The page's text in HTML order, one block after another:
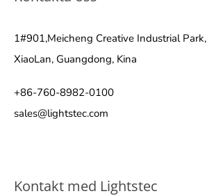
1#901,Meicheng Creative Industrial Park,
XiaoLan, Guangdong, Kina
+86-760-8982-0100
sales@lightstec.com
Kontakt med Lightstec